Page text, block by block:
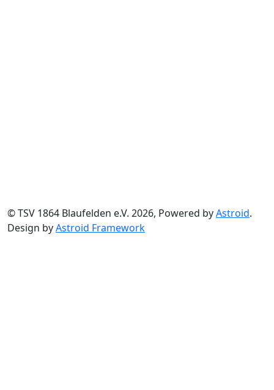
© TSV 1864 Blaufelden e.V. 2026, Powered byAstroid.
Design byAstroid Framework